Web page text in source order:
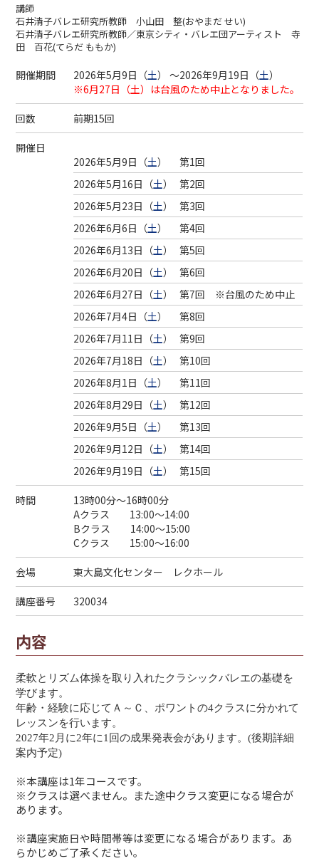
講師
石井清子バレエ研究所教師 小山田 整(おやまだ せい)
石井清子バレエ研究所教師／東京シティ・バレエ団アーティスト 寺
田 百花(てらだ ももか)
開催期間 2026年5月9日（土） ～2026年9月19日（土）
※6月27日（土）は台風のため中止となりました。
回数 前期15回
開催日
2026年5月9日（土）
第1回
2026年5月16日（土）
第2回
2026年5月23日（土）
第3回
2026年6月6日（土）
第4回
2026年6月13日（土）
第5回
2026年6月20日（土）
第6回
2026年6月27日（土）
第7回 ※台風のため中止
2026年7月4日（土）
第8回
2026年7月11日（土）
第9回
2026年7月18日（土）
第10回
2026年8月1日（土）
第11回
2026年8月29日（土）
第12回
2026年9月5日（土）
第13回
2026年9月12日（土）
第14回
2026年9月19日（土） 第15回
時間
13時00分～16時00分
Aクラス 13:00～14:00
Bクラス 14:00～15:00
Cクラス 15:00～16:00
会場 東大島文化センター レクホール
講座番号 320034
内容
柔軟とリズム体操を取り入れたクラシックバレエの基礎を
学びます。
年齢・経験に応じてＡ～Ｃ、ポワントの4クラスに分かれて
レッスンを行います。
2027年2月に2年に1回の成果発表会があります。(後期詳細
案内予定)
※本講座は1年コースです。
※クラスは選べません。また途中クラス変更になる場合が
あります。
※講座実施日や時間帯等は変更になる場合があります。あ
らかじめご了承ください。